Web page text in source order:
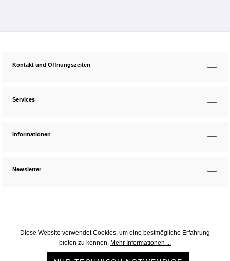
Kontakt und Öffnungszeiten
Services
Informationen
Newsletter
Diese Website verwendet Cookies, um eine bestmögliche Erfahrung
bieten zu können. Mehr Informationen ...